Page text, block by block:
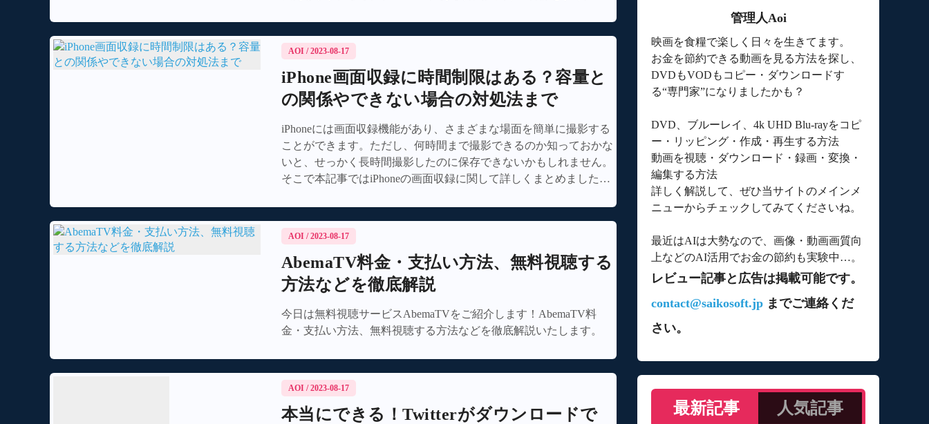
AOI / 2023-08-17
iPhone画面収録に時間制限はある？容量と
の関係やできない場合の対処法まで
iPhoneには画面収録機能があり、さまざまな場面を簡単に撮影する
ことができます。ただし、何時間まで撮影できるのか知っておかな
いと、せっかく長時間撮影したのに保存できないかもしれません。
そこで本記事ではiPhoneの画面収録に関して詳しくまとめました。
AOI / 2023-08-17
AbemaTV料金・支払い方法、無料視聴する
方法などを徹底解説
今日は無料視聴サービスAbemaTVをご紹介します！AbemaTV料
金・支払い方法、無料視聴する方法などを徹底解説いたします。
AOI / 2023-08-17
本当にできる！Twitterがダウンロードで
管理人Aoi
映画を食糧で楽しく日々を生きてます。
お金を節約できる動画を見る方法を探し、
DVDもVODもコピー・ダウンロードす
る“専門家”になりましたかも？
DVD、ブルーレイ、4k UHD Blu-rayをコピ
ー・リッピング・作成・再生する方法
動画を視聴・ダウンロード・録画・変換・
編集する方法
詳しく解説して、ぜひ当サイトのメインメ
ニューからチェックしてみてくださいね。
最近はAIは大勢なので、画像・動画画質向
上などのAI活用でお金の節約も実験中…。
レビュー記事と広告は掲載可能です。
contact@saikosoft.jp までご連絡くだ
さい。
最新記事 人気記事